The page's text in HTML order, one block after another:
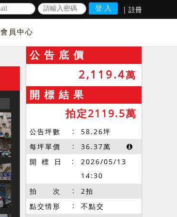
| 註冊
會員中心
公 告 底 價
2,119.4萬
開 標 結 果
拍定2119.5萬
公告坪數 58.26坪
每坪單價
36.37萬
開 標 日
2026/05/13
14:30
拍 次
2拍
點交情形
不點交